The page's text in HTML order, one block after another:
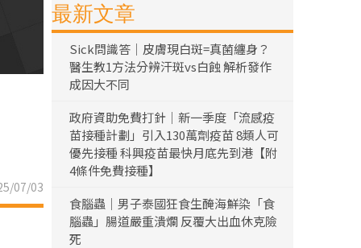
07/03
最新文章
Sick問識答｜皮膚現白斑=真菌纏身？
醫生教1方法分辨汗斑vs白蝕 解析發作
成因大不同
政府資助免費打針｜新一季度「流感疫
苗接種計劃」引入130萬劑疫苗 8類人可
優先接種 科興疫苗最快月底先到港【附
4條件免費接種】
食腦蟲｜男子泰國狂食生醃海鮮染「食
腦蟲」腸道嚴重潰爛 反覆大出血休克險
死